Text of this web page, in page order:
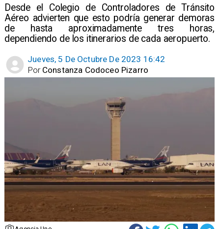
Desde el Colegio de Controladores de Tránsito
Aéreo advierten que esto podría generar demoras
de hasta aproximadamente tres horas,
dependiendo de los itinerarios de cada aeropuerto.
Jueves, 5 De Octubre De 2023 16:42
Constanza Codoceo Pizarro
Por